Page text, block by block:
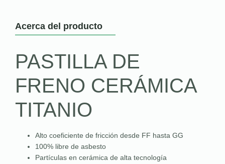
Acerca del producto
PASTILLA DE
FRENO CERÁMICA
TITANIO
Alto coeficiente de fricción desde FF hasta GG
100% libre de asbesto
Partículas en cerámica de alta tecnología